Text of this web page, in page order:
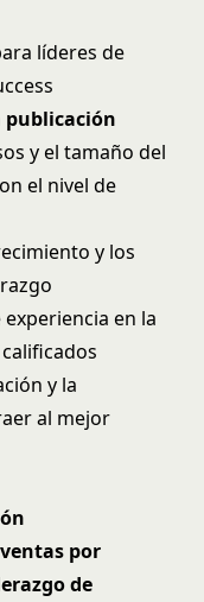
líderes de
publicación
y el tamaño del
el nivel de
y los
en la
y la
al mejor
por
de